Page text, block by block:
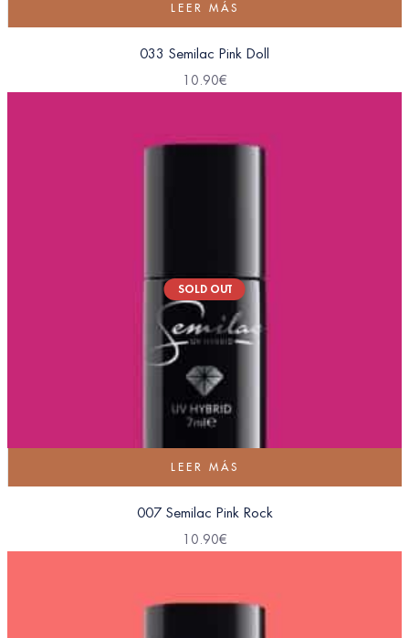
LEER MÁS
033 Semilac Pink Doll
10.90€
SOLD OUT
LEER MÁS
007 Semilac Pink Rock
10.90€